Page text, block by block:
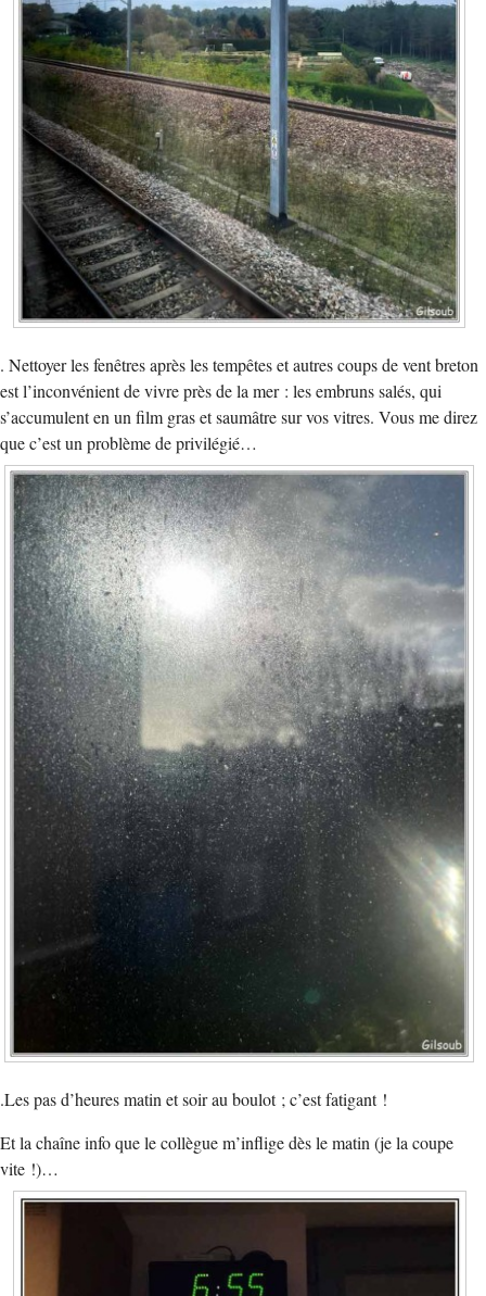
. Nettoyer les fenêtres après les tempêtes et autres coups de vent breton
est l’inconvénient de vivre près de la mer : les embruns salés, qui
s’accumulent en un film gras et saumâtre sur vos vitres. Vous me direz
que c’est un problème de privilégié…
.Les pas d’heures matin et soir au boulot ; c’est fatigant !
Et la chaîne info que le collègue m’inflige dès le matin (je la coupe
vite !)…